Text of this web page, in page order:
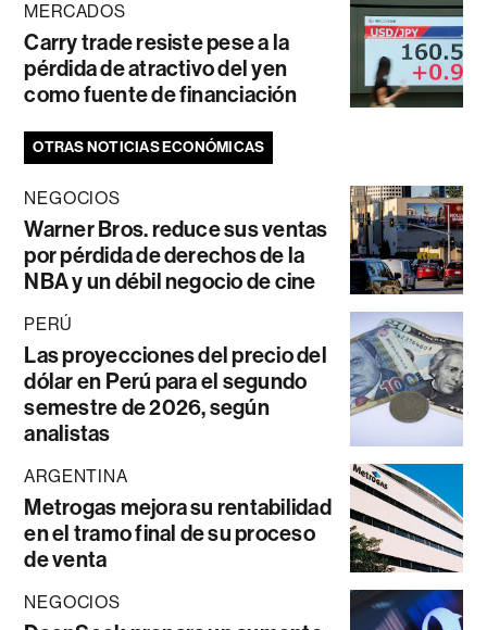
MERCADOS
Carry trade resiste pese a la
pérdida de atractivo del yen
como fuente de financiación
OTRAS NOTICIAS ECONÓMICAS
NEGOCIOS
Warner Bros. reduce sus ventas
por pérdida de derechos de la
NBA y un débil negocio de cine
PERÚ
Las proyecciones del precio del
dólar en Perú para el segundo
semestre de 2026, según
analistas
ARGENTINA
Metrogas mejora su rentabilidad
en el tramo final de su proceso
de venta
NEGOCIOS